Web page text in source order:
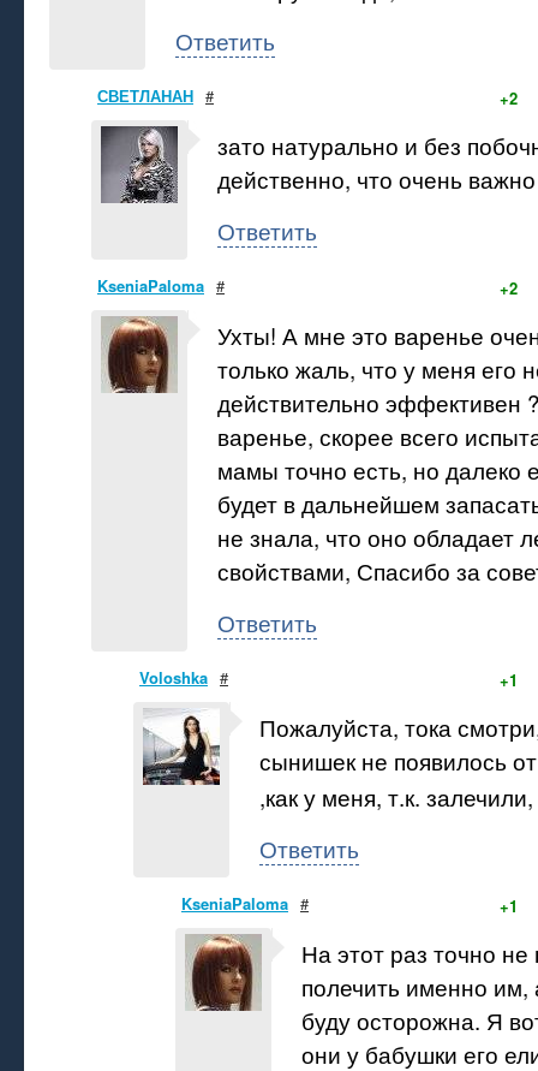
Ответить
СВЕТЛАНАН # +2
зато натурально и без
действенно, что очень важно
Ответить
KseniaPaloma # +2
Ухты! А мне это варенье
только жаль, что у меня его
действительно эффективен
варенье, скорее всего
мамы точно есть, но далеко
будет в дальнейшем
не знала, что оно обладает
свойствами, Спасибо за
Ответить
Voloshka # +1
Пожалуйста, тока
сынишек не появилось
,как у меня, т.к.
Ответить
KseniaPaloma # +1
На этот раз точно не
полечить именно
буду осторожна. Я
они у бабушки его